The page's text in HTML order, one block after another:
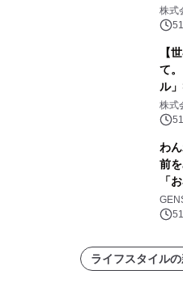
ト
株式
【
て
ル
ャ
株式
わ
前
「
(土)
ライフスタイル